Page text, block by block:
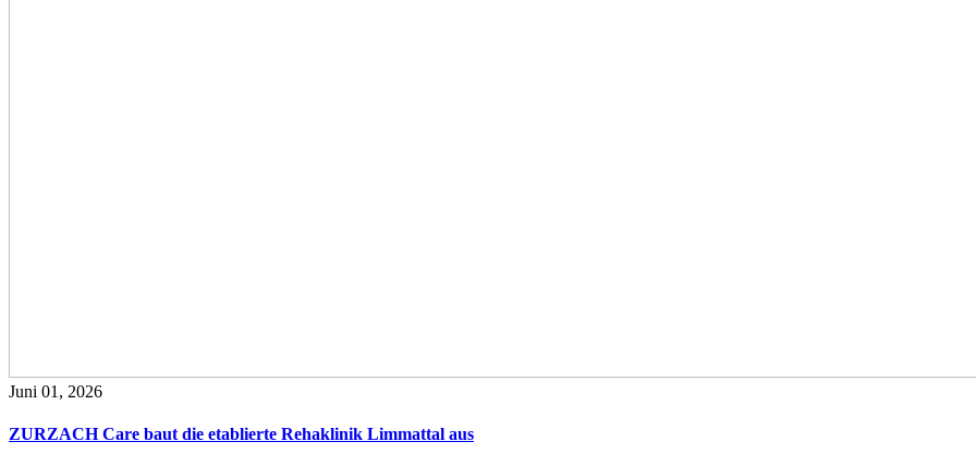
Juni 01, 2026
ZURZACH Care baut die etablierte Rehaklinik Limmattal aus